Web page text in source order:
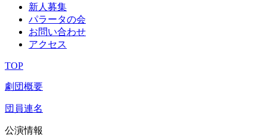
新人募集
パラータの会
お問い合わせ
アクセス
TOP
劇団概要
団員連名
公演情報